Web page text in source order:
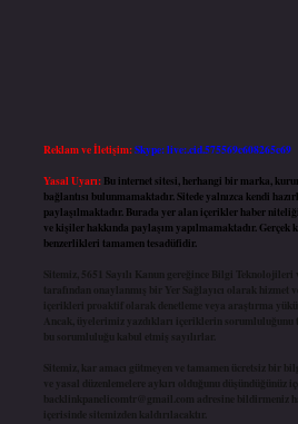
Reklam ve İletişim:Skype: live:.cid.575569c608265c69
Yasal Uyarı: Bu internet sitesi, herhangi bir marka,
bağlantısı bulunmamaktadır. Sitede yalnızca kendi
paylaşılmaktadır. Burada yer alan içerikler haber
ve kişiler hakkında paylaşım yapılmamaktadır.
benzerlikleri tamamen tesadüfidir.
Sitemiz, 5651 Sayılı Kanun gereğince Bilgi
tarafından onaylanmış bir Yer Sağlayıcı olarak hizmet
içerikleri proaktif olarak denetleme veya araştırma
Ancak, üyelerimiz yazdıkları içeriklerin sorumluluğunu
bu sorumluluğu kabul etmiş sayılırlar.
Sitemiz, kar amacı gütmeyen ve tamamen ücretsiz bir
ve yasal düzenlemelere aykırı olduğunu düşündüğünüz
backlinkpanelicomtr@gmail.com adresine bildirmeniz
içerisinde sitemizden kaldırılacaktır.